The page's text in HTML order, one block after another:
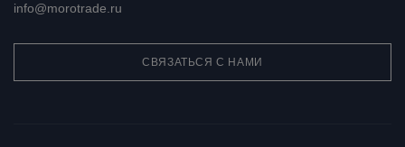
info@morotrade.ru
СВЯЗАТЬСЯ С НАМИ